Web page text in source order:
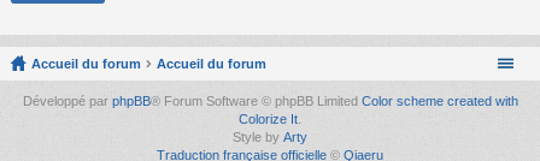
Accueil du forum Accueil du forum
Développé par phpBB® Forum Software © phpBB Limited Color scheme created with
Colorize It.
Style by Arty
Traduction française officielle © Qiaeru